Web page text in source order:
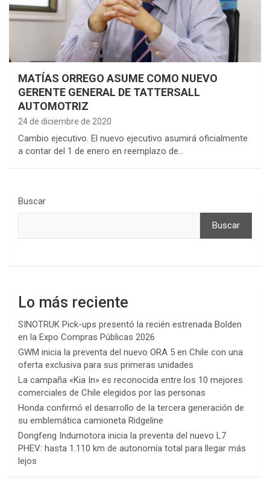
MATÍAS ORREGO ASUME COMO NUEVO
GERENTE GENERAL DE TATTERSALL
AUTOMOTRIZ
24 de diciembre de 2020
Cambio ejecutivo. El nuevo ejecutivo asumirá oficialmente
a contar del 1 de enero en reemplazo de…
Buscar
Buscar
Lo más reciente
SINOTRUK Pick-ups presentó la recién estrenada Bolden
en la Expo Compras Públicas 2026
GWM inicia la preventa del nuevo ORA 5 en Chile con una
oferta exclusiva para sus primeras unidades
La campaña «Kia In» es reconocida entre los 10 mejores
comerciales de Chile elegidos por las personas
Honda confirmó el desarrollo de la tercera generación de
su emblemática camioneta Ridgeline
Dongfeng Indumotora inicia la preventa del nuevo L7
PHEV: hasta 1.110 km de autonomía total para llegar más
lejos